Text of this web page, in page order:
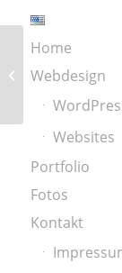
Home
Webdesign
Websites
Portfolio
Fotos
Kontakt
Sprachcoach
Französisch